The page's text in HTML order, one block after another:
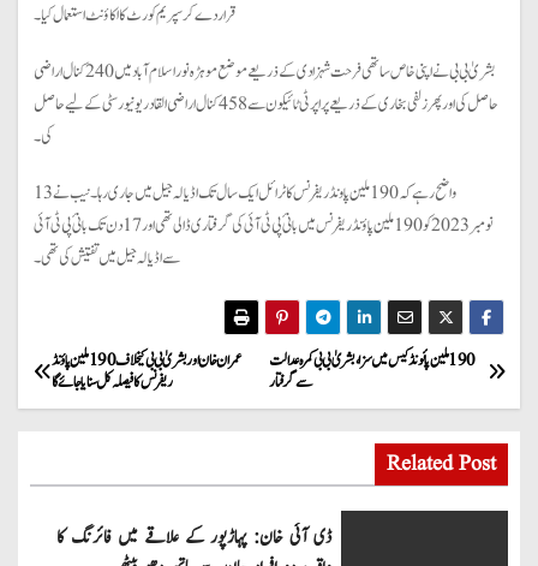
قرار دے کر سپریم کورٹ کا اکاؤنٹ استعمال کیا۔
بشریٰ بی بی نے اپنی خاص ساتھی فرحت شہزادی کے ذریعے موضع موہڑہ نور اسلام آباد میں 240 کنال اراضی
حاصل کی اور پھر زلفی بخاری کے ذریعے پراپرٹی ٹائیکون سے 458 کنال اراضی القادر یونیورسٹی کے لیے حاصل
کی۔
واضح رہے کہ 190 ملین پاونڈ ریفرنس کا ٹرائل ایک سال تک اڈیالہ جیل میں جاری رہا۔ نیب نے 13
نومبر 2023 کو 190ملین پاؤنڈ ریفرنس میں بانیٔ پی ٹی آئی کی گرفتاری ڈالی تھی اور 17 دن تک بانیٔ پی ٹی آئی
سے اڈیالہ جیل میں تفتیش کی تھی۔
P
o
s
t
عمران خان اور بشریٰ بی بی کیخلاف 190 ملین پاؤنڈ
ریفرنس کا فیصلہ کل سنایا جائےگا
190 ملین پائونڈ کیس میں سزا ، بشریٰ بی بی کمرہ عدالت
سے گرفتار
Related Post
ڈی آئی خان: پہاڑپور کے علاقے میں فائرنگ کا